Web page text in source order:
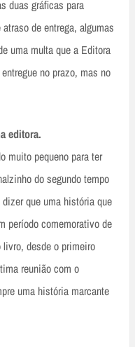
duas gráficas para
de entrega, algumas
uma multa que a Editora
no prazo, mas no
editora.
muito pequeno para ter
do segundo tempo
que uma história que
período comemorativo de
livro, desde o primeiro
reunião com o
uma história marcante